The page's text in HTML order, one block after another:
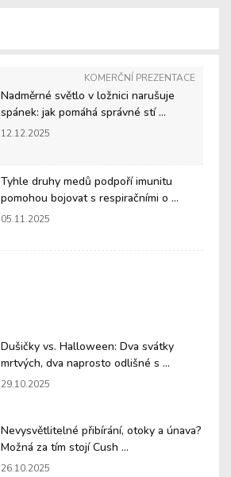
KOMERČNÍ PREZENTACE
Nadměrné světlo v ložnici narušuje
spánek: jak pomáhá správné stí ...
12.12.2025
Tyhle druhy medů podpoří imunitu
pomohou bojovat s respiračními o ...
05.11.2025
Dušičky vs. Halloween: Dva svátky
mrtvých, dva naprosto odlišné s ...
29.10.2025
Nevysvětlitelné přibírání, otoky a únava?
Možná za tím stojí Cush ...
26.10.2025